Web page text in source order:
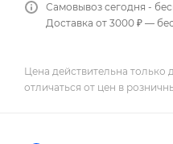
Самовывоз сегодня -
Доставка от 3000 ₽ —
Цена действительна только
отличаться от цен в